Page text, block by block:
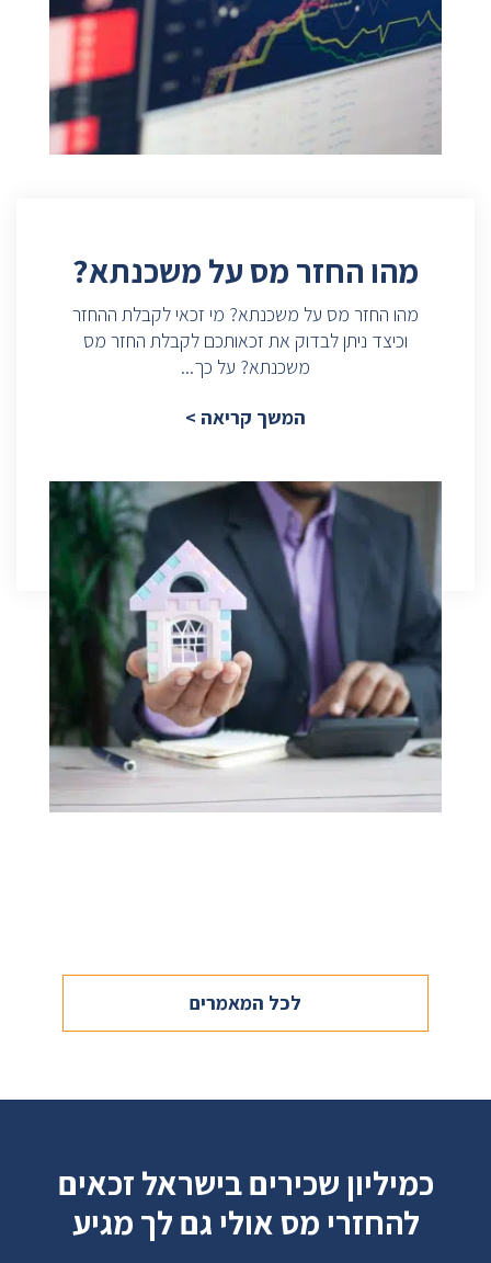
מהו החזר מס על משכנתא?
מהו החזר מס על משכנתא? מי זכאי לקבלת ההחזר
וכיצד ניתן לבדוק את זכאותכם לקבלת החזר מס
משכנתא? על כך...
המשך קריאה >
לכל המאמרים
כמיליון שכירים בישראל זכאים
להחזרי מס אולי גם לך מגיע